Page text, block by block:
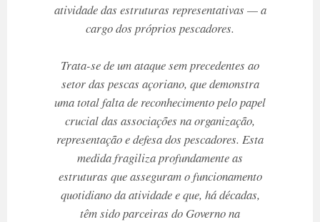
atividade das estruturas representativas — a
cargo dos próprios pescadores.
Trata-se de um ataque sem precedentes ao
setor das pescas açoriano, que demonstra
uma total falta de reconhecimento pelo papel
crucial das associações na organização,
representação e defesa dos pescadores. Esta
medida fragiliza profundamente as
estruturas que asseguram o funcionamento
quotidiano da atividade e que, há décadas,
têm sido parceiras do Governo na